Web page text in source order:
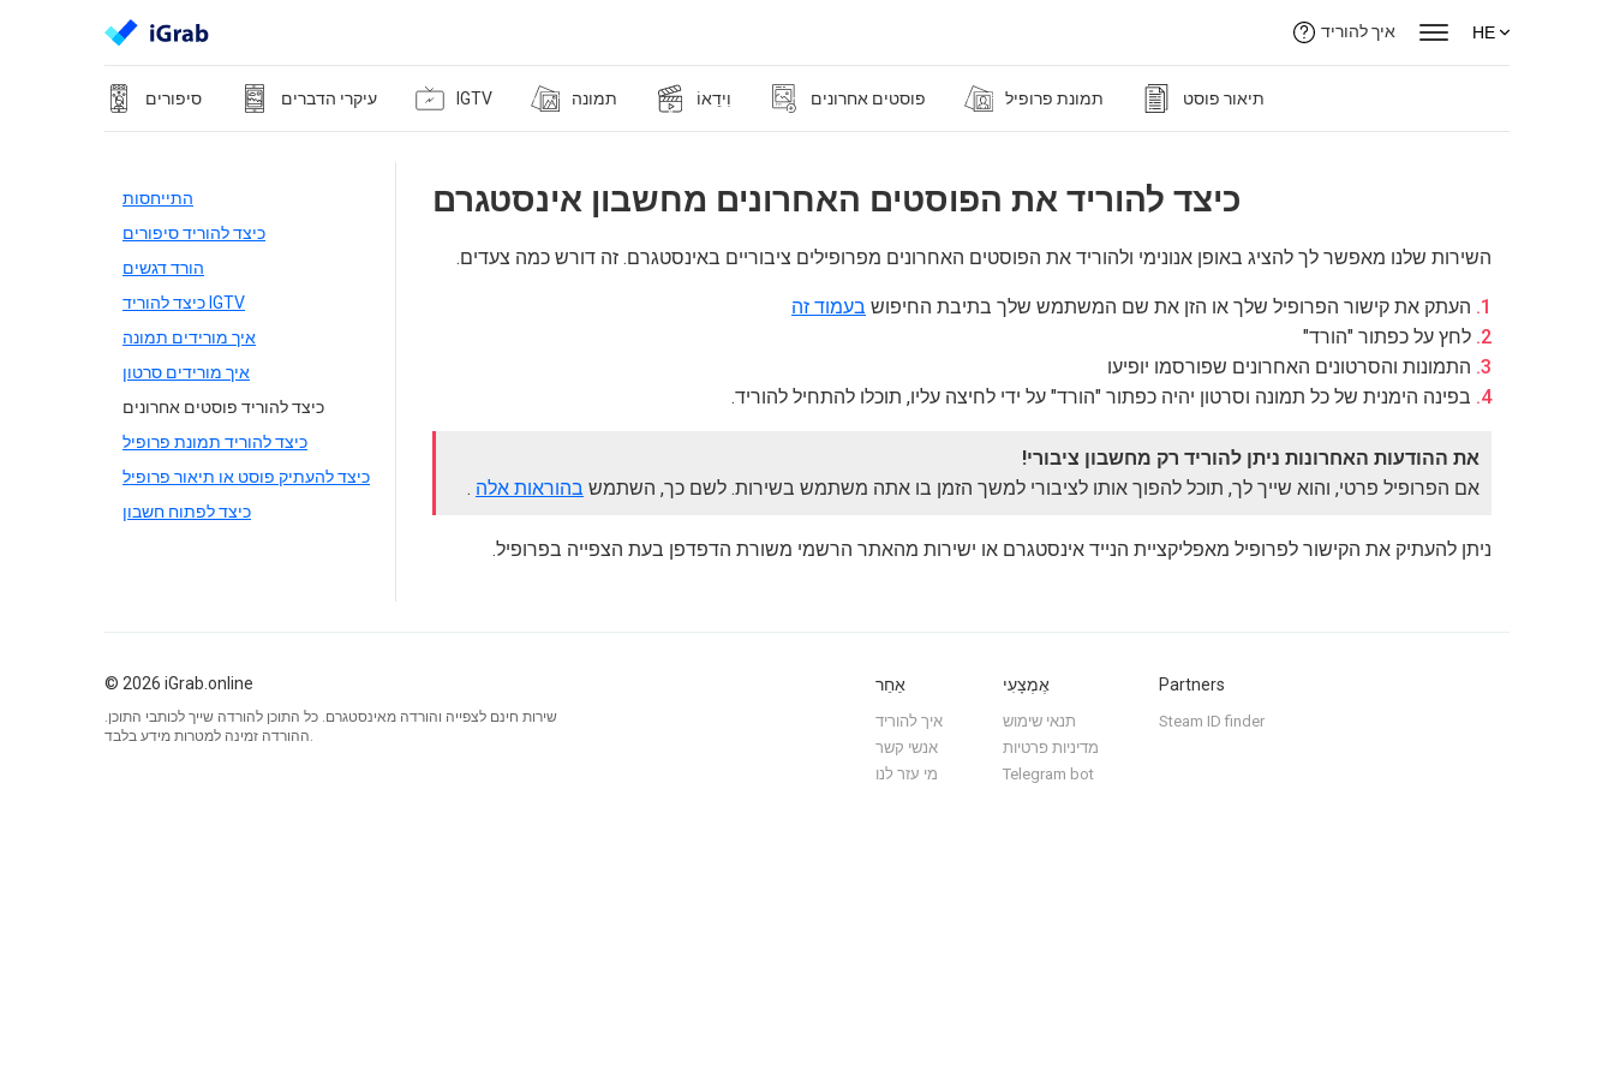
איך להוריד HE
סיפורים עיקרי הדברים IGTV תמונה וִידֵאוֹ פוסטים אחרונים תמונת פרופיל תיאור פוסט
התייחסות
כיצד להוריד סיפורים
הורד דגשים
כיצד להוריד IGTV
איך מורידים תמונה
איך מורידים סרטון
כיצד להוריד פוסטים אחרונים
כיצד להוריד תמונת פרופיל
כיצד להעתיק פוסט או תיאור פרופיל
כיצד לפתוח חשבון
כיצד להוריד את הפוסטים האחרונים מחשבון אינסטגרם
השירות שלנו מאפשר לך להציג באופן אנונימי ולהוריד את הפוסטים האחרונים מפרופילים ציבוריים באינסטגרם. זה דורש כמה צעדים.
העתק את קישור הפרופיל שלך או הזן את שם המשתמש שלך בתיבת החיפוש בעמוד זה
לחץ על כפתור "הורד"
התמונות והסרטונים האחרונים שפורסמו יופיעו
בפינה הימנית של כל תמונה וסרטון יהיה כפתור "הורד" על ידי לחיצה עליו, תוכלו להתחיל להוריד.
את ההודעות האחרונות ניתן להוריד רק מחשבון ציבורי!
אם הפרופיל פרטי, והוא שייך לך, תוכל להפוך אותו לציבורי למשך הזמן בו אתה משתמש בשירות. לשם כך, השתמש בהוראות אלה .
ניתן להעתיק את הקישור לפרופיל מאפליקציית הנייד אינסטגרם או ישירות מהאתר הרשמי משורת הדפדפן בעת הצפייה בפרופיל.
© 2026 iGrab.online
שירות חינם לצפייה והורדה מאינסטגרם. כל התוכן להורדה שייך לכותבי התוכן.
אַחֵר
איך להוריד
אנשי קשר
מי עזר לנו
אֶמְצָעִי
תנאי שימוש
מדיניות פרטיות
Telegram bot
Partners
Steam ID finder